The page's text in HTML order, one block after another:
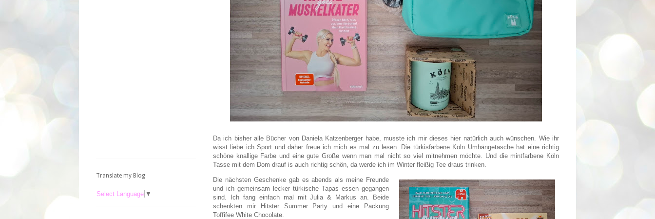
Da ich bisher alle Bücher von Daniela Katzenberger habe, musste ich mir dieses hier natürlich auch wünschen. Wie ihr
wisst liebe ich Sport und daher freue ich mich es mal zu lesen. Die türkisfarbene Köln Umhängetasche hat eine richtig
schöne knallige Farbe und eine gute Große wenn man mal nicht so viel mitnehmen möchte. Und die mintfarbene Köln
Tasse mit dem Dom drauf is auch richtig schön, da werde ich im Winter fleißig Tee draus trinken.
Die nächsten Geschenke gab es abends als meine Freunde
und ich gemeinsam lecker türkische Tapas essen gegangen
sind. Ich fang einfach mal mit Julia & Markus an. Beide
schenkten mir Hitster Summer Party und eine Packung
Toffifee White Chocolate.
Translate my Blog
Select Language ▼